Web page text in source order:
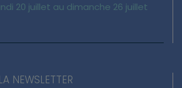
20 juillet au dimanche 26 juillet
NEWSLETTER